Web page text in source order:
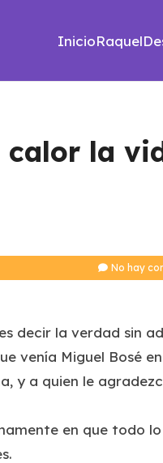
InicioRaquel
calor la
No hay
decir la verdad sin
venía Miguel Bosé
y a quien le
en que todo